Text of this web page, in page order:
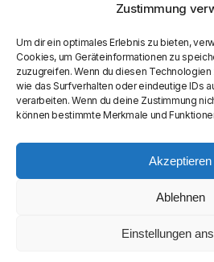
Zustimmung
Um dir ein optimales Erlebnis zu bieten,
Cookies, um Geräteinformationen zu
zuzugreifen. Wenn du diesen
wie das Surfverhalten oder eindeutige IDs
verarbeiten. Wenn du deine Zustimmung
können bestimmte Merkmale und
Akzeptieren
Ablehnen
Einstellungen